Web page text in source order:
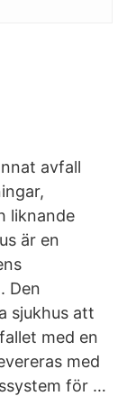
avfall
liknande
är en
Den
sjukhus att
med en
med
för …